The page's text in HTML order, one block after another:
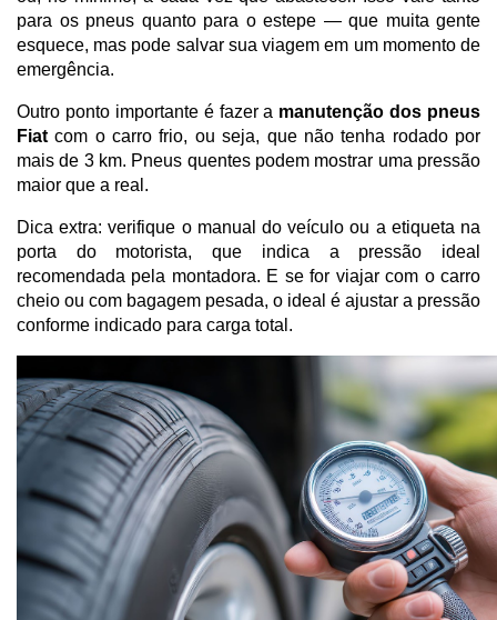
para os pneus quanto para o estepe — que muita gente
esquece, mas pode salvar sua viagem em um momento de
emergência.
Outro ponto importante é fazer a manutenção dos pneus
Fiat com o carro frio, ou seja, que não tenha rodado por
mais de 3 km. Pneus quentes podem mostrar uma pressão
maior que a real.
Dica extra: verifique o manual do veículo ou a etiqueta na
porta do motorista, que indica a pressão ideal
recomendada pela montadora. E se for viajar com o carro
cheio ou com bagagem pesada, o ideal é ajustar a pressão
conforme indicado para carga total.